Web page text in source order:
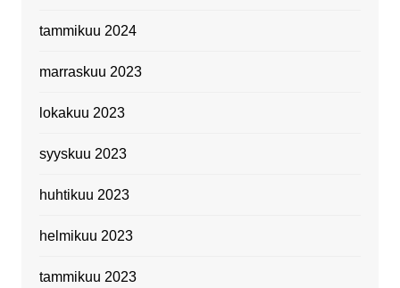
tammikuu 2024
marraskuu 2023
lokakuu 2023
syyskuu 2023
huhtikuu 2023
helmikuu 2023
tammikuu 2023